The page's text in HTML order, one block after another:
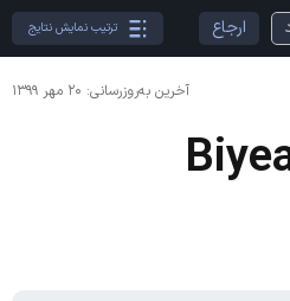
ارجاع ترتیب نمایش نتایج
آخرین به‌روزرسانی: ۲۰ مهر ۱۳۹۹